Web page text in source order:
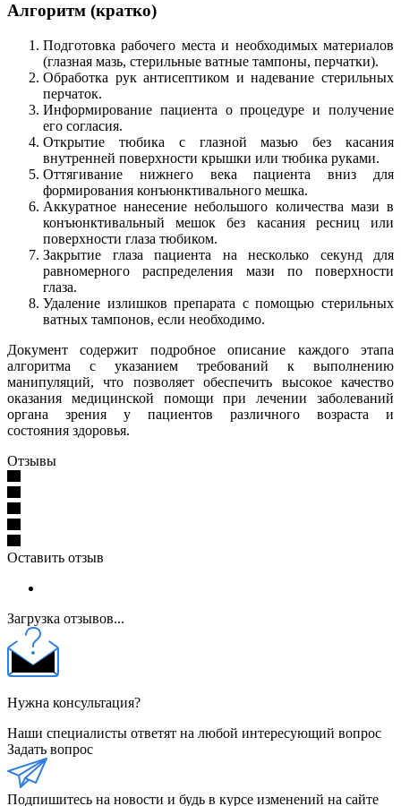
Алгоритм (кратко)
Подготовка рабочего места и необходимых материалов
(глазная мазь, стерильные ватные тампоны, перчатки).
Обработка рук антисептиком и надевание стерильных
перчаток.
Информирование пациента о процедуре и получение
его согласия.
Открытие тюбика с глазной мазью без касания
внутренней поверхности крышки или тюбика руками.
Оттягивание нижнего века пациента вниз для
формирования конъюнктивального мешка.
Аккуратное нанесение небольшого количества мази в
конъюнктивальный мешок без касания ресниц или
поверхности глаза тюбиком.
Закрытие глаза пациента на несколько секунд для
равномерного распределения мази по поверхности
глаза.
Удаление излишков препарата с помощью стерильных
ватных тампонов, если необходимо.
Документ содержит подробное описание каждого этапа
алгоритма с указанием требований к выполнению
манипуляций, что позволяет обеспечить высокое качество
оказания медицинской помощи при лечении заболеваний
органа зрения у пациентов различного возраста и
состояния здоровья.
Отзывы
Оставить отзыв
Загрузка отзывов...
Нужна консультация?
Наши специалисты ответят на любой интересующий вопрос
Задать вопрос
Подпишитесь на новости и будь в курсе изменений на сайте